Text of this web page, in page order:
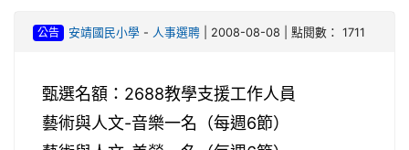
公告 安靖國民小學- 人事選聘| 2008-08-08 | 點閱數： 1711
甄選名額：2688教學支援工作人員
藝術與人文-音樂一名（每週6節）